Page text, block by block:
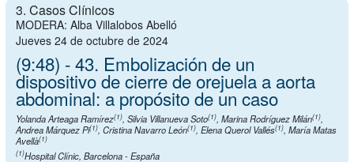
3. Casos Clínicos
MODERA: Alba Villalobos Abelló
Jueves 24 de octubre de 2024
(9:48) - 43. Embolización de un
dispositivo de cierre de orejuela a aorta
abdominal: a propósito de un caso
Yolanda Arteaga Ramírez(1),Silvia Villanueva Soto(1),Marina Rodríguez Milán(1),
Andrea Márquez Pi(1),Cristina Navarro León(1),Elena Querol Vallés(1),María Matas
Avellà(1)
(1)Hospital Clínic, Barcelona - España